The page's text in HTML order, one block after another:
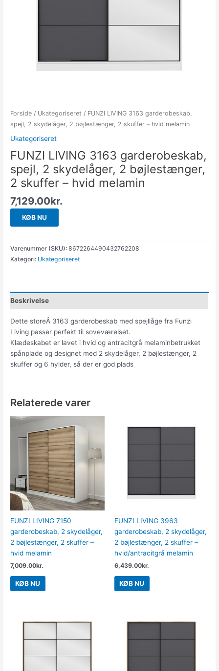
Forside / Ukategoriseret / FUNZI LIVING 3163 garderobeskab,
spejl, 2 skydelåger, 2 bøjlestænger, 2 skuffer – hvid melamin
Ukategoriseret
FUNZI LIVING 3163 garderobeskab,
spejl, 2 skydelåger, 2 bøjlestænger,
2 skuffer – hvid melamin
7,129.00kr.
KØB NU
Varenummer (SKU):8672264490432762208
Kategori: Ukategoriseret
Beskrivelse
Dette storeÂ 3163 garderobeskab med spejllåge fra Funzi
Living passer perfekt til soveværelset.
Klædeskabet er lavet i hvid og antracitgrå melaminbetrukket
spånplade og designet med 2 skydelåger, 2 bøjlestænger, 2
skuffer og 6 hylder, så der er god plads
Relaterede varer
FUNZI LIVING 7150
garderobeskab, 2 skydelåger,
2 bøjlestænger, 2 skuffer –
hvid melamin
7,009.00kr.
KØB NU
FUNZI LIVING 3963
garderobeskab, 2 skydelåger,
2 bøjlestænger, 2 skuffer –
hvid/antracitgrå melamin
6,439.00kr.
KØB NU